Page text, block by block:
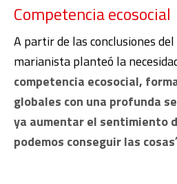
Competencia ecosocial
A partir de las conclusiones
marianista planteó la
competencia ecosocial,
globales con una profunda
ya aumentar el sentimiento
podemos conseguir las cosas